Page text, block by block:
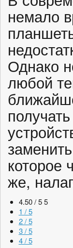
немало
Однако
любой
которое
же,
4.50 / 5 5
1 / 5
2 / 5
3 / 5
4 / 5